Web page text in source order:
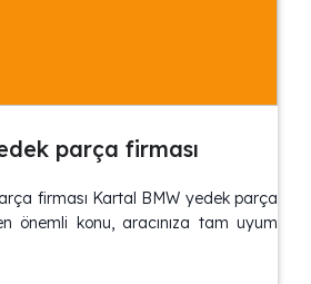
parça firması
firması Kartal BMW yedek parça
önemli konu, aracınıza tam uyum